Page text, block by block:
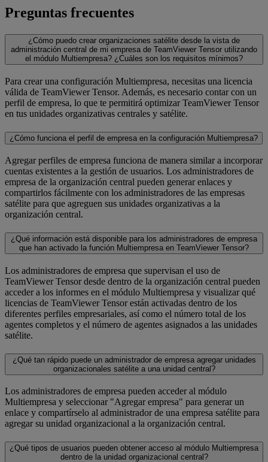
Preguntas frecuentes
¿Cómo puedo crear organizaciones satélite desde la vista de
administración central de mi empresa de TeamViewer Tensor utilizando
el módulo Multiempresa? ¿Cuáles son los requisitos mínimos?
Para crear una configuración Multiempresa, necesitas una licencia
válida de TeamViewer Tensor. Además, es necesario contar con un
perfil de empresa, lo que te permitirá optimizar TeamViewer Tensor
en tus unidades organizativas centrales y satélite.
¿Cómo funciona el perfil de empresa en la configuración Multiempresa?
Agregar perfiles de empresa funciona de manera similar a incorporar
cuentas existentes a la gestión de usuarios. Los administradores de
empresa de la organización central pueden generar enlaces y
compartirlos fácilmente con los administradores de las empresas
satélite para que agreguen sus unidades organizativas a la
organización central.
¿Qué información está disponible para los administradores de empresa
que han activado la función Multiempresa en TeamViewer Tensor?
Los administradores de empresa que supervisan el uso de
TeamViewer Tensor desde dentro de la organización central pueden
acceder a los informes en el módulo Multiempresa y visualizar qué
licencias de TeamViewer Tensor están activadas dentro de los
diferentes perfiles empresariales, así como el número total de los
agentes completos y el número de agentes asignados a las unidades
satélite.
¿Qué tan rápido puede un administrador de empresa agregar unidades
organizacionales satélite a una unidad central?
Los administradores de empresa pueden acceder al módulo
Multiempresa y seleccionar "Agregar empresa" para generar un
enlace y compartírselo al administrador de una empresa satélite para
agregar su unidad organizacional a la organización central.
¿Qué tipos de usuarios pueden obtener acceso al módulo Multiempresa
dentro de la unidad organizacional central?